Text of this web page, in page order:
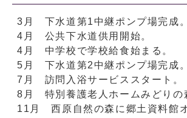
3月 下水道第1中継ポンプ場完成。
4月 公共下水道供用開始。
4月 中学校で学校給食始まる。
5月 下水道第2中継ポンプ場完成。
7月 訪問入浴サービススタート。
8月 特別養護老人ホームみどりの
11月 西原自然の森に郷土資料館